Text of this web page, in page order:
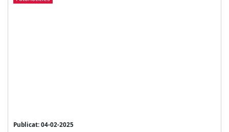
Publicat: 04-02-2025